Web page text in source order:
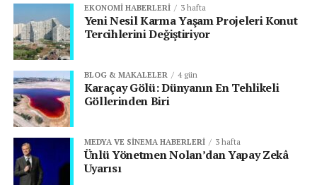
EKONOMI HABERLERI 3 hafta
Yeni Nesil Karma Yaşam Projeleri Konut
Tercihlerini Değiştiriyor
BLOG & MAKALELER 4 gün
Karaçay Gölü: Dünyanın En Tehlikeli
Göllerinden Biri
MEDYA VE SINEMA HABERLERI 3 hafta
Ünlü Yönetmen Nolan’dan Yapay Zekâ
Uyarısı